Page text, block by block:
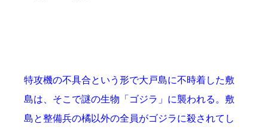
特攻機の不具合という形で大戸島に不時着した敷
島は、そこで謎の生物「ゴジラ」に襲われる。敷
島と整備兵の橘以外の全員がゴジラに殺されてし